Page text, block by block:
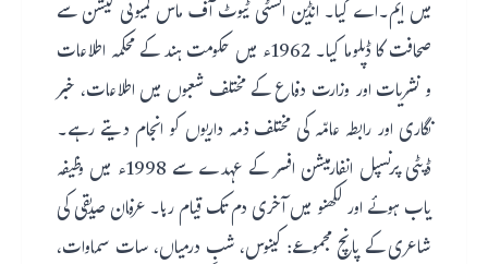
میں ایم۔اے کیا۔ انڈین انسٹی ٹیوٹ آف ماس کمیونی کیشن سے
صحافت کا ڈپلوما کیا۔ 1962ء میں حکومت ہند کے محکمہ اطلاعات
و نشریات اور وزارت دفاع کے مختلف شعبوں میں اطلاعات، خبر
نگاری اور رابطہ عامّہ کی مختلف ذمہ داریوں کو انجام دیتے رہے۔
ڈپٹی پرنسپل انفارمیشن افسر کے عہدے سے 1998ء میں وظیفہ
یاب ہوئے اور لکھنو میں آخری دم تک قیام رہا۔ عرفان صدیقی کی
شاعری کے پانچ مجموعے: کینوس، شبِ درمیاں، سات سماوات،